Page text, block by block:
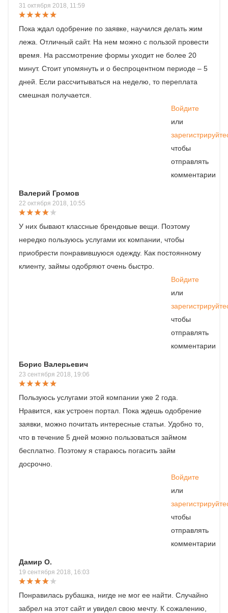
31 октября 2018, 11:59
Пока ждал одобрение по заявке, научился делать жим
лежа. Отличный сайт. На нем можно с пользой провести
время. На рассмотрение формы уходит не более 20
минут. Стоит упомянуть и о беспроцентном периоде – 5
дней. Если рассчитываться на неделю, то переплата
смешная получается.
Войдите
или
чтобы
отправлять
комментарии
Валерий Громов
22 октября 2018, 10:55
У них бывают классные брендовые вещи. Поэтому
нередко пользуюсь услугами их компании, чтобы
приобрести понравившуюся одежду. Как постоянному
клиенту, займы одобряют очень быстро.
Войдите
или
чтобы
отправлять
комментарии
Борис Валерьевич
23 сентября 2018, 19:06
Пользуюсь услугами этой компании уже 2 года.
Нравится, как устроен портал. Пока ждешь одобрение
заявки, можно почитать интересные статьи. Удобно то,
что в течение 5 дней можно пользоваться займом
бесплатно. Поэтому я стараюсь погасить займ
досрочно.
Войдите
или
чтобы
отправлять
комментарии
Дамир О.
19 сентября 2018, 16:03
Понравилась рубашка, нигде не мог ее найти. Случайно
забрел на этот сайт и увидел свою мечту. К сожалению,